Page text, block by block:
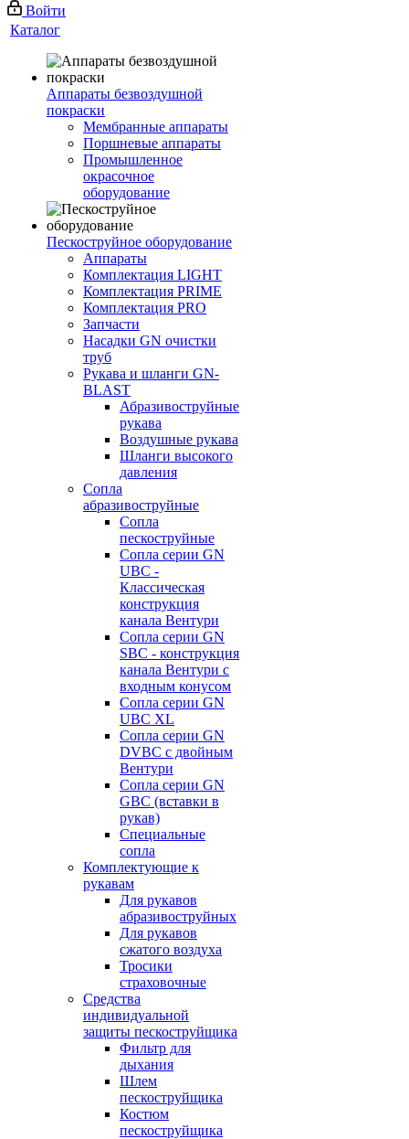
Войти
Каталог
Аппараты безвоздушной
покраски
Мембранные аппараты
Поршневые аппараты
Промышленное
окрасочное
оборудование
Пескоструйное оборудование
Аппараты
Комплектация LIGHT
Комплектация PRIME
Комплектация PRO
Запчасти
Насадки GN очистки
труб
Рукава и шланги GN-
BLAST
Абразивоструйные
рукава
Воздушные рукава
Шланги высокого
давления
Сопла
абразивоструйные
Сопла
пескоструйные
Сопла серии GN
UBC -
Классическая
конструкция
канала Вентури
Сопла серии GN
SBC - конструкция
канала Вентури c
входным конусом
Сопла серии GN
UBC XL
Сопла серии GN
DVBC с двойным
Вентури
Сопла серии GN
GBC (вставки в
рукав)
Специальные
сопла
Комплектующие к
рукавам
Для рукавов
абразивоструйных
Для рукавов
сжатого воздуха
Тросики
страховочные
Средства
индивидуальной
защиты пескоструйщика
Фильтр для
дыхания
Шлем
пескоструйщика
Костюм
пескоструйщика